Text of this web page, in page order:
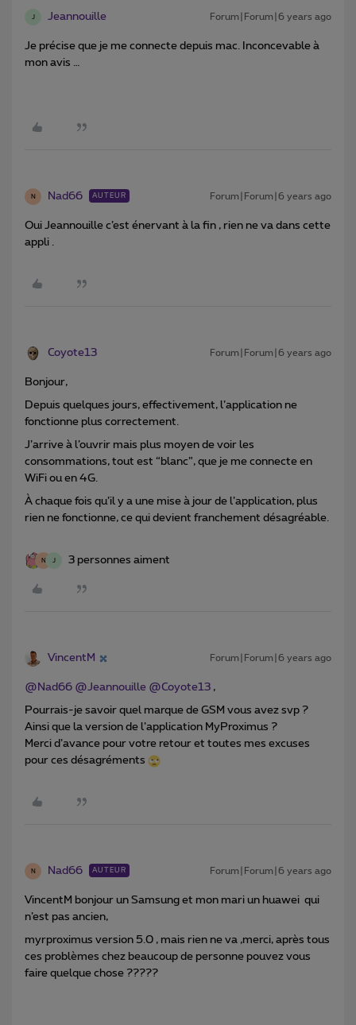
Jeannouille Forum|Forum|6 years ago
Je précise que je me connecte depuis mac. Inconcevable à
mon avis …
N Nad66 AUTEUR Forum|Forum|6 years ago
Oui Jeannouille c’est énervant à la fin , rien ne va dans cette
appli .
Coyote13 Forum|Forum|6 years ago
Bonjour,
Depuis quelques jours, effectivement, l’application ne
fonctionne plus correctement.
J’arrive à l’ouvrir mais plus moyen de voir les
consommations, tout est “blanc”, que je me connecte en
WiFi ou en 4G.
À chaque fois qu’il y a une mise à jour de l’application, plus
rien ne fonctionne, ce qui devient franchement désagréable.
N 3 personnes aiment
VincentM Forum|Forum|6 years ago
@Nad66 @Jeannouille @Coyote13 ,
Pourrais-je savoir quel marque de GSM vous avez svp ?
Ainsi que la version de l’application MyProximus ?
Merci d’avance pour votre retour et toutes mes excuses
pour ces désagréments
N Nad66 AUTEUR Forum|Forum|6 years ago
VincentM bonjour un Samsung et mon mari un huawei qui
n’est pas ancien,
myrproximus version 5.0 , mais rien ne va ,merci, après tous
ces problèmes chez beaucoup de personne pouvez vous
faire quelque chose ?????